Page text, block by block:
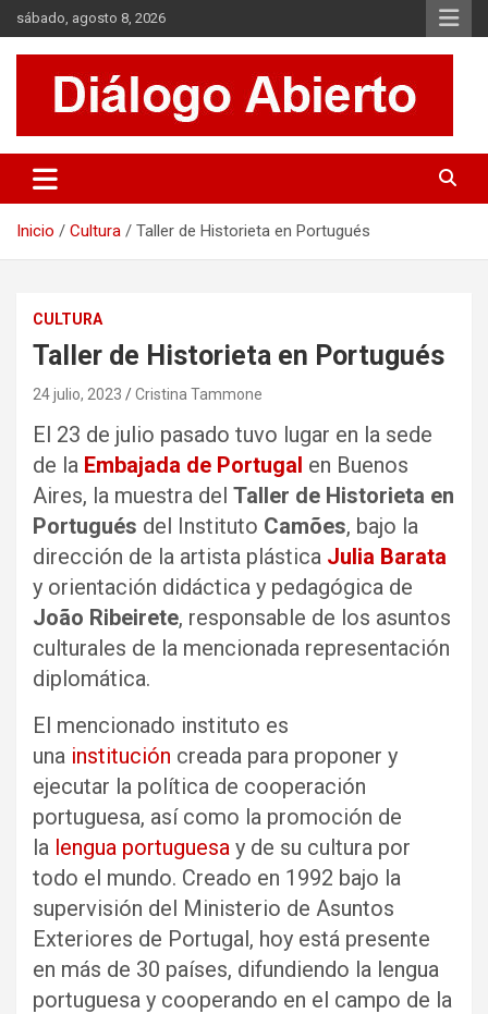
Saltar
al
contenido
sábado, agosto 8, 2026
Diálogo Abierto
Se tratan diversos temas de actualidad buscando hacer un
aporte a la sociedad, brindando información relevante de lo que
Inicio Cultura Taller de Historieta en Portugués
CULTURA
Taller de Historieta en Portugués
24 julio, 2023 Cristina Tammone
El 23 de julio pasado tuvo lugar en la sede
de la Embajada de Portugal en Buenos
Aires, la muestra del Taller de Historieta en
Portugués del Instituto Camões, bajo la
dirección de la artista plástica Julia Barata
y orientación didáctica y pedagógica de
João Ribeirete, responsable de los asuntos
culturales de la mencionada representación
diplomática.
El mencionado instituto es
una institución creada para proponer y
ejecutar la política de cooperación
portuguesa, así como la promoción de
la lengua portuguesa y de su cultura por
todo el mundo. Creado en 1992 bajo la
supervisión del Ministerio de Asuntos
Exteriores de Portugal, hoy está presente
en más de 30 países, difundiendo la lengua
portuguesa y cooperando en el campo de la